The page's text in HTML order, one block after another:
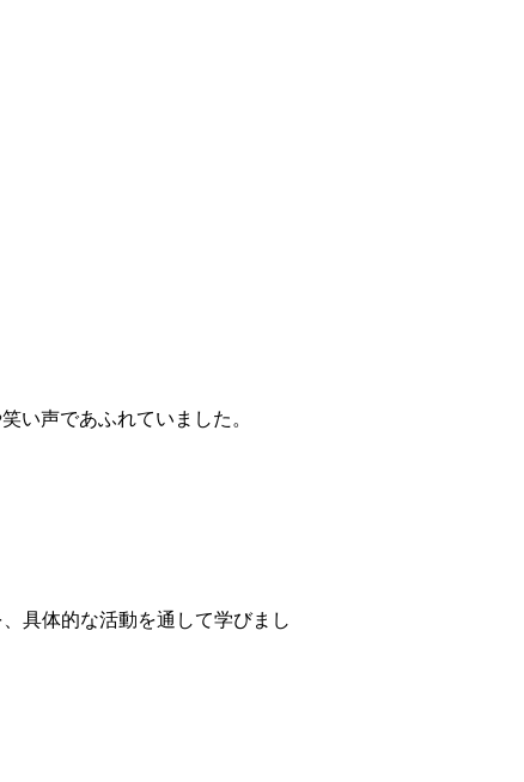
い声であふれていました。
具体的な活動を通して学びまし